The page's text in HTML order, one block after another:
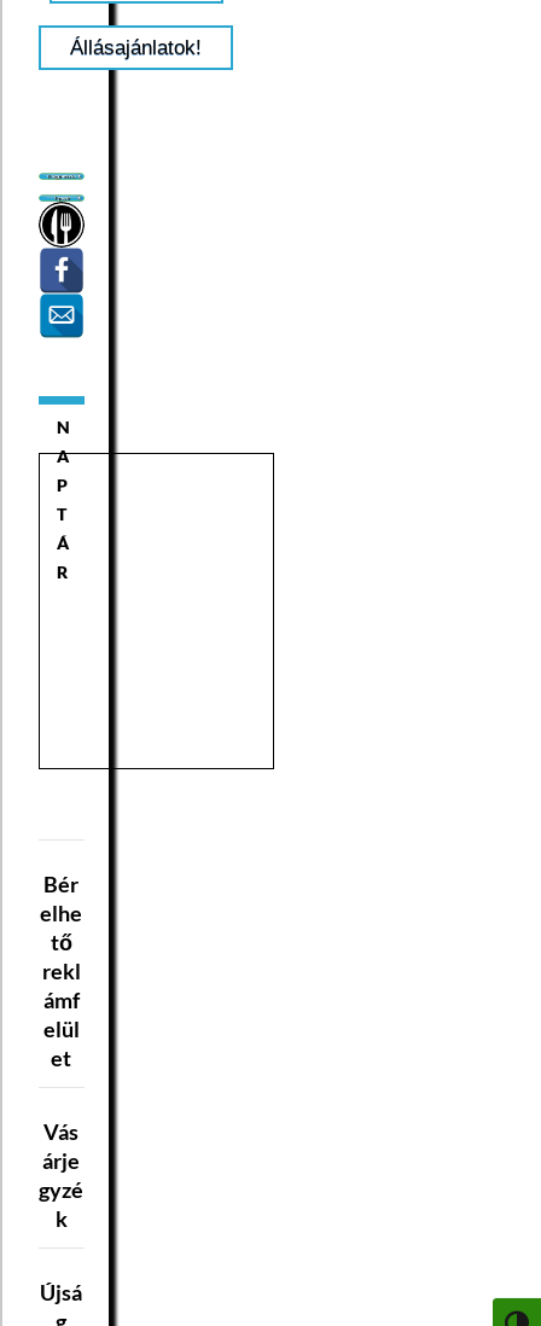
Állásajánlatok!
N
A
P
T
Á
R
Bér
elhe
tő
rekl
ámf
elül
et
Vás
árje
gyzé
k
Újsá